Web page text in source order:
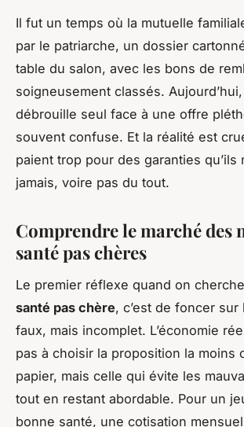
Il fut un temps où la mutuelle
par le patriarche, un dossier
table du salon, avec les bons de
soigneusement classés.
débrouille seul face à une offre
souvent confuse. Et la réalité est
paient trop pour des garanties qu’ils
jamais, voire pas du tout.
Comprendre le marché des
santé pas chères
Le premier réflexe quand on
santé pas chère, c’est de foncer sur
faux, mais incomplet. L’économie
pas à choisir la proposition la moins
papier, mais celle qui évite les
tout en restant abordable. Pour un
bonne santé, une cotisation